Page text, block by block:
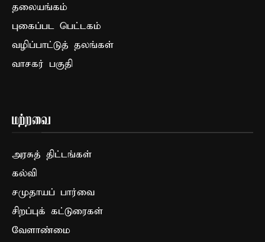
தலையங்கம்
புகைப்பட பெட்டகம்
வழிப்பாட்டுத் தலங்கள்
வாசகர் பகுதி
மற்றவை
அரசுத் திட்டங்கள்
கல்வி
சமுதாயப் பார்வை
சிறப்புக் கட்டுரைகள்
வேளாண்மை